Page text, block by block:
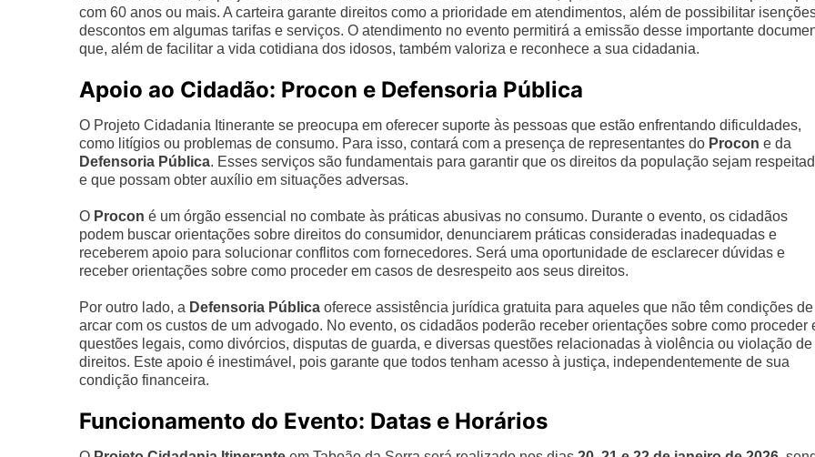
com 60 anos ou mais. A carteira garante direitos como a prioridade em atendimentos, além de possibilitar
descontos em algumas tarifas e serviços. O atendimento no evento permitirá a emissão desse importante
que, além de facilitar a vida cotidiana dos idosos, também valoriza e reconhece a sua cidadania.
Apoio ao Cidadão: Procon e Defensoria Pública
O Projeto Cidadania Itinerante se preocupa em oferecer suporte às pessoas que estão enfrentando dificuldades,
como litígios ou problemas de consumo. Para isso, contará com a presença de representantes do Procon e da
Defensoria Pública. Esses serviços são fundamentais para garantir que os direitos da população sejam
e que possam obter auxílio em situações adversas.
O Procon é um órgão essencial no combate às práticas abusivas no consumo. Durante o evento, os cidadãos
podem buscar orientações sobre direitos do consumidor, denunciarem práticas consideradas inadequadas e
receberem apoio para solucionar conflitos com fornecedores. Será uma oportunidade de esclarecer dúvidas e
receber orientações sobre como proceder em casos de desrespeito aos seus direitos.
Por outro lado, a Defensoria Pública oferece assistência jurídica gratuita para aqueles que não têm condições de
arcar com os custos de um advogado. No evento, os cidadãos poderão receber orientações sobre como proceder
questões legais, como divórcios, disputas de guarda, e diversas questões relacionadas à violência ou violação de
direitos. Este apoio é inestimável, pois garante que todos tenham acesso à justiça, independentemente de sua
condição financeira.
Funcionamento do Evento: Datas e Horários